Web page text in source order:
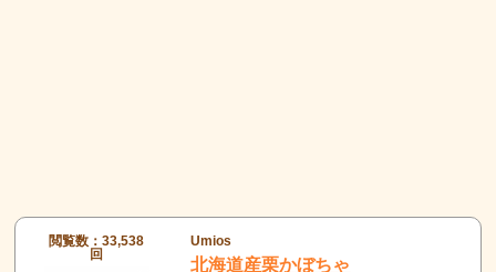
閲覧数：33,538
回
Umios
北海道産栗かぼちゃ